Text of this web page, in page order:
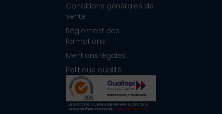
Conditions générales de
vente
Règlement des
formations
Mentions légales
Politique qualité